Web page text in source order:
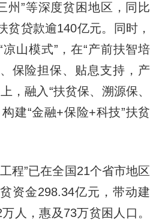
州”等深度贫困地区，同比
贫贷款逾140亿元。同时，
山模式”，在“产前扶智培
保险担保、贴息支持，产
，融入“扶贫保、溯源保、
建“金融+保险+科技”扶贫
”已在全国21个省市地区
资金298.34亿元，带动建
人，惠及73万贫困人口。